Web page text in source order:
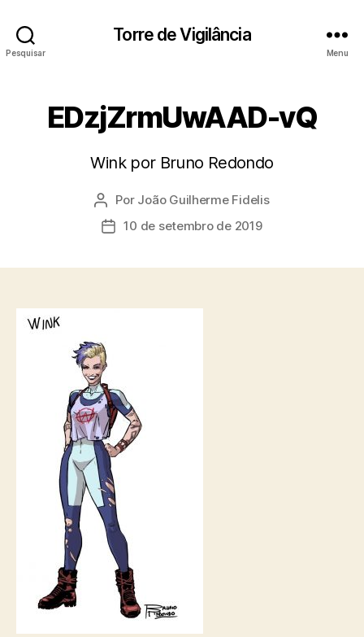
Pesquisar
Torre de Vigilância
Menu
EDzjZrmUwAAD-vQ
Wink por Bruno Redondo
Autor
do
post
Por João Guilherme Fidelis
Data10 de setembro de 2019